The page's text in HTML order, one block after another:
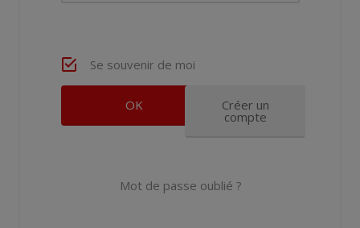
Se souvenir de moi
Créer un
compte
Mot de passe oublié ?